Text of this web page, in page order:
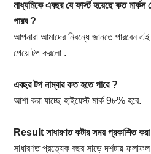
মাধ্যমিকে এবছর যে ফার্স্ট হয়েছে কত
পারব ?
আপনারা আমাদের নিবন্ধে জানতে পারবেন
পেয়ে টপ করলো .
এবছর টপ নাম্বার কত হতে পারে ?
আশা করা যাচ্ছে হাইয়েস্ট মার্ক 9৮% হবে.
Result সাধারণত কটার সময় প্রকাশিত
সাধারণত প্রত্যেক বছর সাড়ে দশটায়